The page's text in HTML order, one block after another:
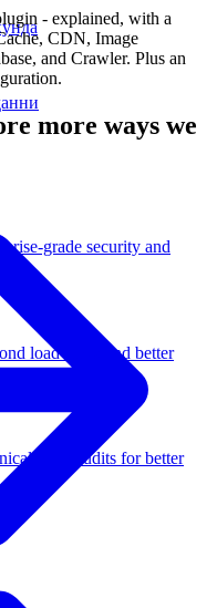
- explained, with a
CDN, Image
and Crawler. Plus an
more ways we
grade security and
load times and better
SEO audits for better